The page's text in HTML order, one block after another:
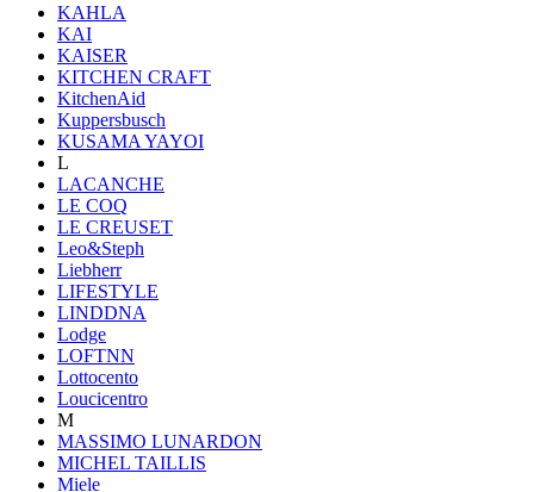
KAHLA
KAI
KAISER
KITCHEN CRAFT
KitchenAid
Kuppersbusch
KUSAMA YAYOI
L
LACANCHE
LE COQ
LE CREUSET
Leo&Steph
Liebherr
LIFESTYLE
LINDDNA
Lodge
LOFTNN
Lottocento
Loucicentro
M
MASSIMO LUNARDON
MICHEL TAILLIS
Miele